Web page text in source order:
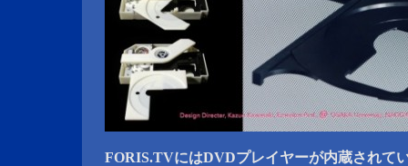
FORIS.TVにはDVDプレイヤーが内蔵されて